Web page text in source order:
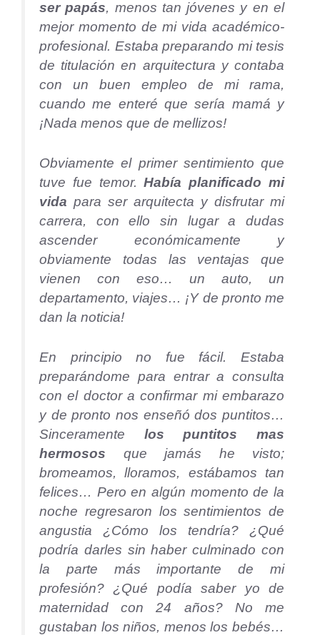
ser papás, menos tan jóvenes y en el
mejor momento de mi vida académico-
profesional. Estaba preparando mi tesis
de titulación en arquitectura y contaba
con un buen empleo de mi rama,
cuando me enteré que sería mamá y
¡Nada menos que de mellizos!
Obviamente el primer sentimiento que
tuve fue temor.Había planificado mi
vida para ser arquitecta y disfrutar mi
carrera, con ello sin lugar a dudas
ascender económicamente y
obviamente todas las ventajas que
vienen con eso… un auto, un
departamento, viajes… ¡Y de pronto me
dan la noticia!
En principio no fue fácil. Estaba
preparándome para entrar a consulta
con el doctor a confirmar mi embarazo
y de pronto nos enseñó dos puntitos…
Sinceramente los puntitos mas
hermosos que jamás he visto;
bromeamos, lloramos, estábamos tan
felices… Pero en algún momento de la
noche regresaron los sentimientos de
angustia ¿Cómo los tendría? ¿Qué
podría darles sin haber culminado con
la parte más importante de mi
profesión? ¿Qué podía saber yo de
maternidad con 24 años? No me
gustaban los niños, menos los bebés…